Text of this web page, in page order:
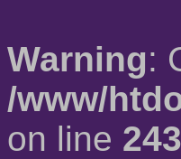
Warning:
/www/
on line 243